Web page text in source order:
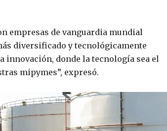
empresas de vanguardia mundial
diversificado y tecnológicamente
innovación, donde la tecnología sea el
mipymes”, expresó.